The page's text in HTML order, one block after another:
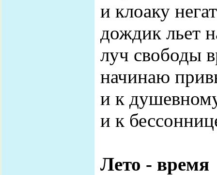
и клоаку
дождик льет
луч свободы
начинаю
и к
и к
Лето - время